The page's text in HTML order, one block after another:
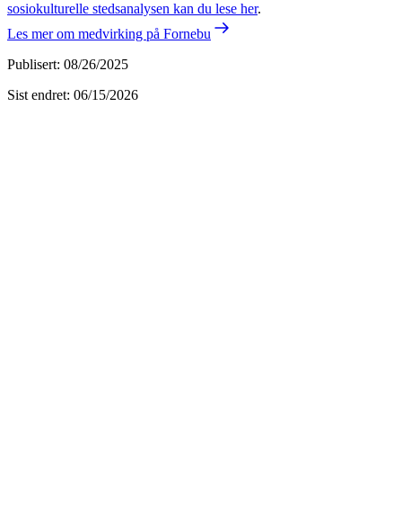
sosiokulturelle stedsanalysen kan du lese her.
Les mer om medvirking på Fornebu
Publisert: 08/26/2025
Sist endret: 06/15/2026